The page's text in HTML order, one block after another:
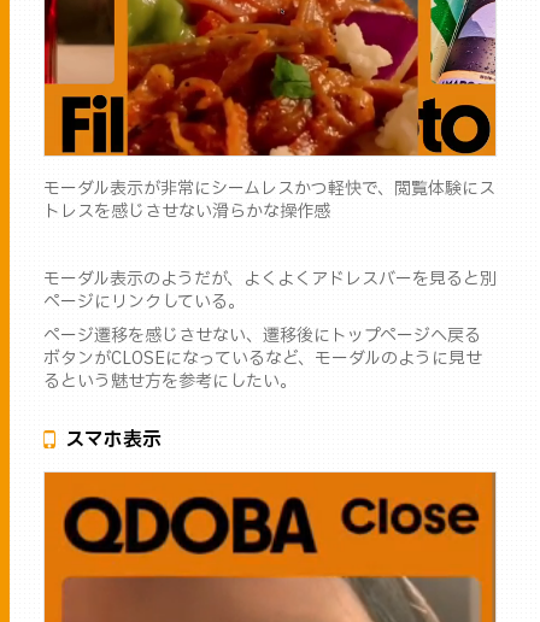
モーダル表示が非常にシームレスかつ軽快で、閲覧体験にス
トレスを感じさせない滑らかな操作感
モーダル表示のようだが、よくよくアドレスバーを見ると別
ページにリンクしている。
ページ遷移を感じさせない、遷移後にトップページへ戻る
ボタンがCLOSEになっているなど、モーダルのように見せ
るという魅せ方を参考にしたい。
スマホ表示